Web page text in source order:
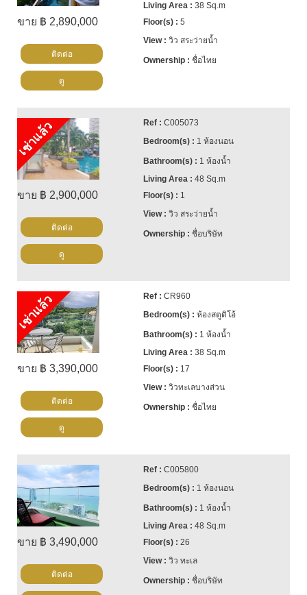
ขาย ฿ 2,890,000
38 Sq.m
5
วิว สระว่ายน้ำ
ชื่อไทย
ติดต่อ
ดู
เช่าแล้ว
ขาย ฿ 2,900,000
C005073
1 ห้องนอน
1 ห้องน้ำ
48 Sq.m
1
วิว สระว่ายน้ำ
ชื่อบริษัท
ติดต่อ
ดู
เช่าแล้ว
ขาย ฿ 3,390,000
CR960
ห้องสตูดิโอ้
1 ห้องน้ำ
38 Sq.m
17
วิวทะเลบางส่วน
ชื่อไทย
ติดต่อ
ดู
ขาย ฿ 3,490,000
C005800
1 ห้องนอน
1 ห้องน้ำ
48 Sq.m
26
วิว ทะเล
ชื่อบริษัท
ติดต่อ